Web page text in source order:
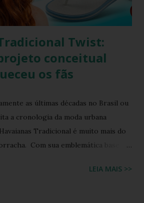
mas precisa de um pouco de ...
Twist:
conceitual
os fãs
as últimas décadas no Brasil ou
a cronologia da moda urbana
Tradicional é muito mais do
Com sua emblemática base
ícone cultural das nossas praias,
LEIA MAIS >>